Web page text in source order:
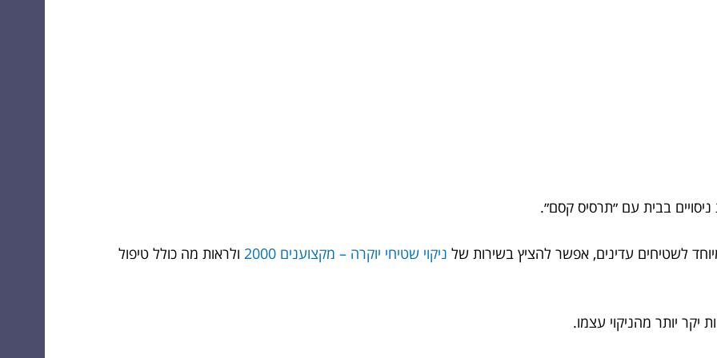
בבית עם ״תרסיס קסם״.
לשטיחים עדינים, אפשר להציץ בשירות של ניקוי שטיחי יוקרה – מקצוענים 2000 ולראות מה כולל טיפול
יקר יותר מהניקוי עצמו.